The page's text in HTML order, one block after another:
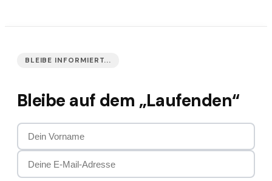
BLEIBE INFORMIERT...
Bleibe auf dem „Laufenden“